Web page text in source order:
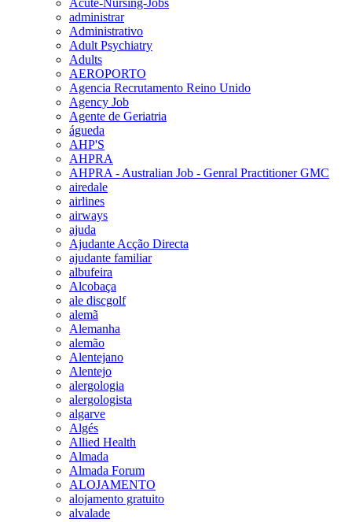
administrar
Administrativo
Adult Psychiatry
Adults
AEROPORTO
Agencia Recrutamento Reino Unido
Agency Job
Agente de Geriatria
águeda
AHP'S
AHPRA
AHPRA - Australian Job - Genral Practitioner GMC
airedale
airlines
airways
ajuda
Ajudante Acção Directa
ajudante familiar
albufeira
Alcobaça
ale discgolf
alemã
Alemanha
alemão
Alentejano
Alentejo
alergologia
alergologista
algarve
Algés
Allied Health
Almada
Almada Forum
ALOJAMENTO
alojamento gratuito
alvalade